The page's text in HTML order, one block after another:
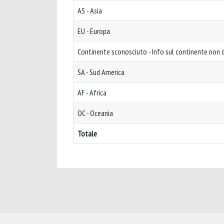
AS - Asia
EU - Europa
Continente sconosciuto - Info sul continente non
SA - Sud America
AF - Africa
OC - Oceania
Totale